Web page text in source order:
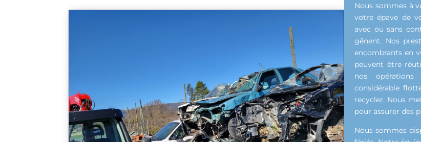
Nous sommes à
votre épave de
avec ou sans
gênent. Nos
encombrants en
peuvent être
nos
considérable
recycler. Nous
pour assurer des
Nous sommes